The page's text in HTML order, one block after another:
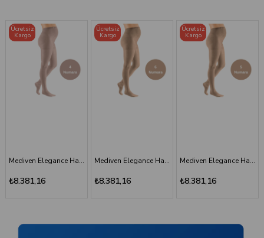
Mediven Elegance Hamile Varis Çorabı - CCL2 - Burnu Kapalı - Bej - 6 Numara - Kısa (Petite)
₺8.381,16
Ücretsiz
Kargo
Mediven Elegance Hamile Varis Çorabı - CCL2 - Burnu Kapalı - Bej - 5 Numara - Kısa (Petite)
₺8.381,16
Ücretsiz
Kargo
Mediven Elegance Hamile Varis Çorabı - CCL2 - Burnu Kapalı - Kaşmir - 3 Numara
₺8.381,16
Ücretsiz
Kargo